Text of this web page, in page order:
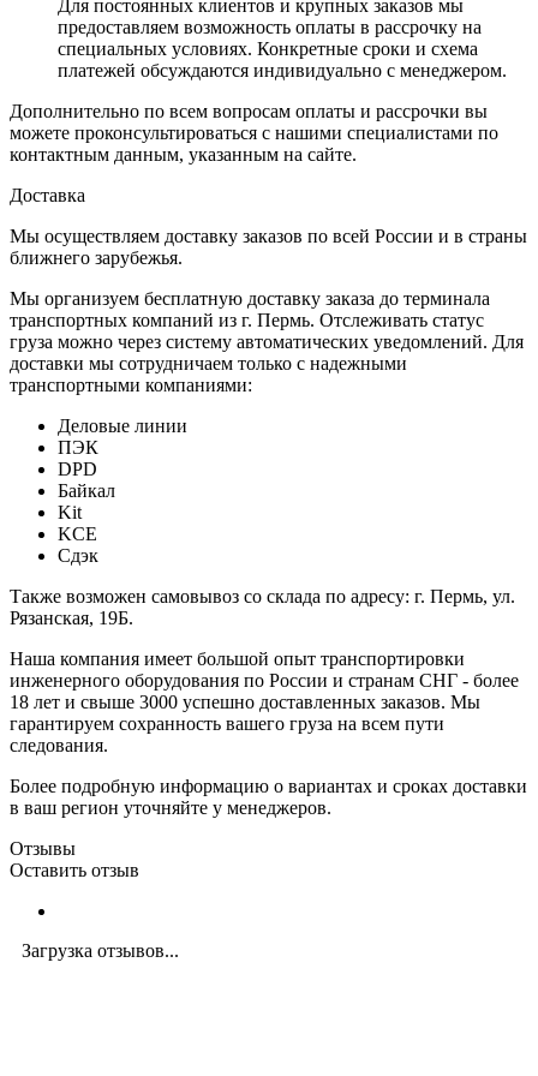
Для постоянных клиентов и крупных заказов мы
предоставляем возможность оплаты в рассрочку на
специальных условиях. Конкретные сроки и схема
платежей обсуждаются индивидуально с менеджером.
Дополнительно по всем вопросам оплаты и рассрочки вы
можете проконсультироваться с нашими специалистами по
контактным данным, указанным на сайте.
Доставка
Мы осуществляем доставку заказов по всей России и в страны
ближнего зарубежья.
Мы организуем бесплатную доставку заказа до терминала
транспортных компаний из г. Пермь. Отслеживать статус
груза можно через систему автоматических уведомлений. Для
доставки мы сотрудничаем только с надежными
транспортными компаниями:
Деловые линии
ПЭК
DPD
Байкал
Kit
KCE
Сдэк
Также возможен самовывоз со склада по адресу: г. Пермь, ул.
Рязанская, 19Б.
Наша компания имеет большой опыт транспортировки
инженерного оборудования по России и странам СНГ - более
18 лет и свыше 3000 успешно доставленных заказов. Мы
гарантируем сохранность вашего груза на всем пути
следования.
Более подробную информацию о вариантах и сроках доставки
в ваш регион уточняйте у менеджеров.
Отзывы
Оставить отзыв
Загрузка отзывов...